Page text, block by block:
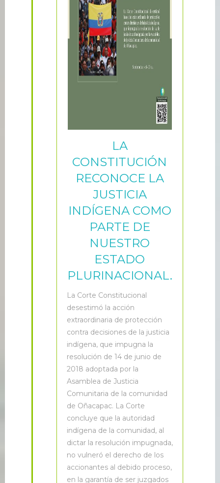
LA
CONSTITUCIÓN
RECONOCE LA
JUSTICIA
INDÍGENA COMO
PARTE DE
NUESTRO
ESTADO
PLURINACIONAL.
La Corte Constitucional
desestimó la acción
extraordinaria de protección
contra decisiones de la justicia
indígena, que impugna la
resolución de 14 de junio de
2018 adoptada por la
Asamblea de Justicia
Comunitaria de la comunidad
de Oñacapac. La Corte
concluye que la autoridad
indígena de la comunidad, al
dictar la resolución impugnada,
no vulneró el derecho de los
accionantes al debido proceso,
en la garantía de ser juzgados